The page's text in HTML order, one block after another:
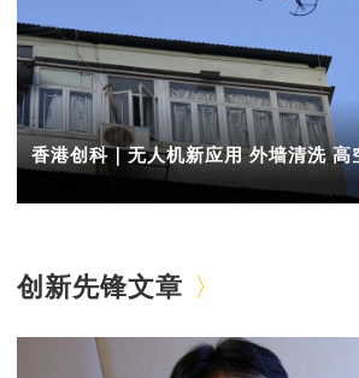
香港创科｜无人机新应用 外墙清洗 高
创新先锋文章